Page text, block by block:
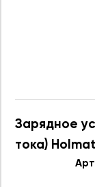
Зарядное
тока)